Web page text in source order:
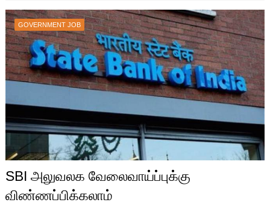
GOVERNMENT JOB
SBI அலுவலக வேலைவாய்ப்புக்கு
விண்ணப்பிக்கலாம்